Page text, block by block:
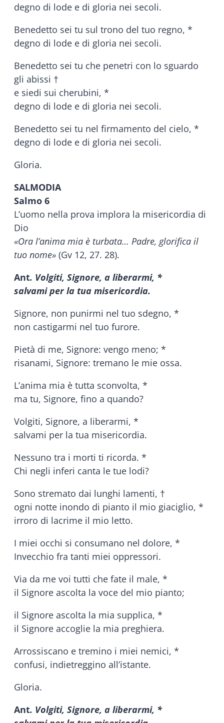
degno di lode e di gloria nei secoli.
Benedetto sei tu sul trono del tuo regno, *
degno di lode e di gloria nei secoli.
Benedetto sei tu che penetri con lo sguardo
gli abissi †
e siedi sui cherubini, *
degno di lode e di gloria nei secoli.
Benedetto sei tu nel firmamento del cielo, *
degno di lode e di gloria nei secoli.
Gloria.
SALMODIA
Salmo 6
L’uomo nella prova implora la misericordia di
Dio
«Ora l’anima mia è turbata… Padre, glorifica il
tuo nome» (Gv 12, 27. 28).
Ant. Volgiti, Signore, a liberarmi, *
salvami per la tua misericordia.
Signore, non punirmi nel tuo sdegno, *
non castigarmi nel tuo furore.
Pietà di me, Signore: vengo meno; *
risanami, Signore: tremano le mie ossa.
L’anima mia è tutta sconvolta, *
ma tu, Signore, fino a quando?
Volgiti, Signore, a liberarmi, *
salvami per la tua misericordia.
Nessuno tra i morti ti ricorda. *
Chi negli inferi canta le tue lodi?
Sono stremato dai lunghi lamenti, †
ogni notte inondo di pianto il mio giaciglio, *
irroro di lacrime il mio letto.
I miei occhi si consumano nel dolore, *
Invecchio fra tanti miei oppressori.
Via da me voi tutti che fate il male, *
il Signore ascolta la voce del mio pianto;
il Signore ascolta la mia supplica, *
il Signore accoglie la mia preghiera.
Arrossiscano e tremino i miei nemici, *
confusi, indietreggino all’istante.
Gloria.
Ant. Volgiti, Signore, a liberarmi, *